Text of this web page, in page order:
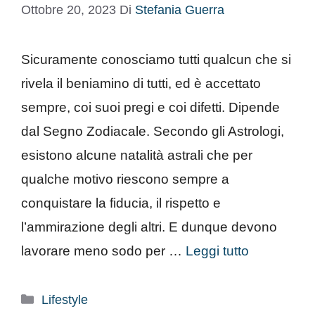
Ottobre 20, 2023 Di Stefania Guerra
Sicuramente conosciamo tutti qualcun che si
rivela il beniamino di tutti, ed è accettato
sempre, coi suoi pregi e coi difetti. Dipende
dal Segno Zodiacale. Secondo gli Astrologi,
esistono alcune natalità astrali che per
qualche motivo riescono sempre a
conquistare la fiducia, il rispetto e
l’ammirazione degli altri. E dunque devono
lavorare meno sodo per … Leggi tutto
Categorie
Lifestyle